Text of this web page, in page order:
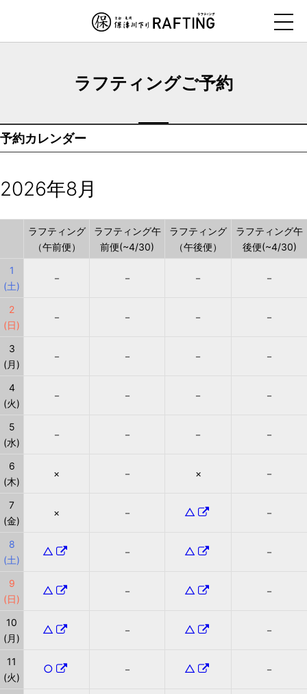
ビ
ゲ
シ
ン
す
ラフティングご予約
予約カレンダー
2026年8月
ラフティング
（午前便）
ラフティング午
前便(~4/30)
ラフティング
（午後便）
ラフティング午
後便(~4/30)
1
(土)
－ － － －
2
(日)
－ － － －
3
(月)
－ － － －
4
(火)
－ － － －
5
(水)
－ － － －
6
(木)
× － × －
7
(金)
× － △ －
8
(土)
△ － △ －
9
(日)
△ － △ －
10
(月)
△ － △ －
11
(火)
○ － △ －